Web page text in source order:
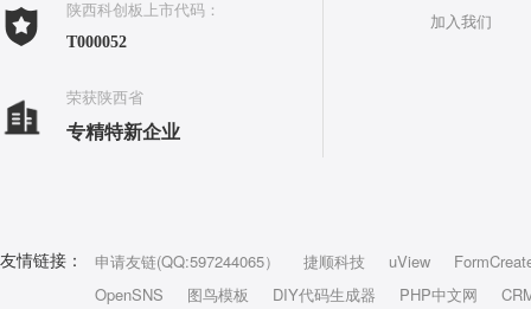
陕西科创板上市代码：
T000052
荣获陕西省
专精特新企业
加入我们
友情链接： 申请友链(QQ:597244065） 捷顺科技 uView
OpenSNS
图鸟模板 DIY代码生成器 PHP中文网